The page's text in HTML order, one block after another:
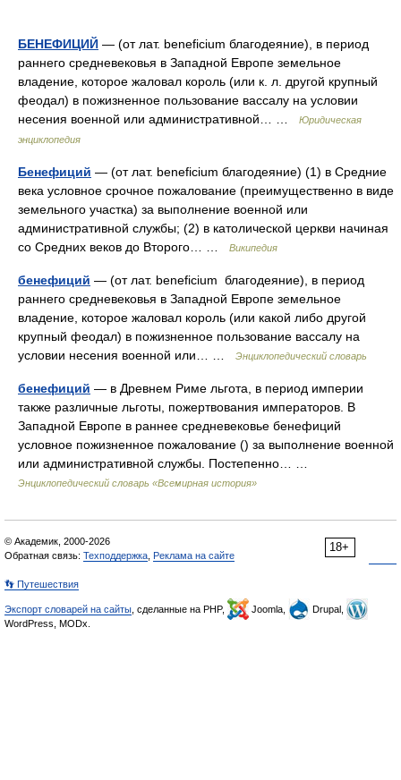
БЕНЕФИЦИЙ — (от лат. beneficium благодеяние), в период
раннего средневековья в Западной Европе земельное
владение, которое жаловал король (или к. л. другой крупный
феодал) в пожизненное пользование вассалу на условии
несения военной или административной… …
Юридическая
энциклопедия
Бенефиций — (от лат. beneficium благодеяние) (1) в Средние
века условное срочное пожалование (преимущественно в виде
земельного участка) за выполнение военной или
административной службы; (2) в католической церкви начиная
со Средних веков до Второго… …
Википедия
бенефиций — (от лат. beneficium благодеяние), в период
раннего средневековья в Западной Европе земельное
владение, которое жаловал король (или какой либо другой
крупный феодал) в пожизненное пользование вассалу на
условии несения военной или… …
Энциклопедический словарь
бенефиций — в Древнем Риме льгота, в период империи
также различные льготы, пожертвования императоров. В
Западной Европе в раннее средневековье бенефиций
условное пожизненное пожалование () за выполнение военной
или административной службы. Постепенно… …
Энциклопедический словарь «Всемирная история»
18+
© Академик, 2000-2026
Обратная связь: Техподдержка Реклама на сайте
👣 Путешествия
Экспорт словарей на сайты , сделанные на PHP, Joomla,
Drupal,
WordPress, MODx.